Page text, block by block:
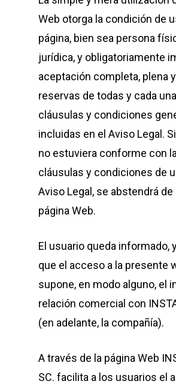
Web otorga la condición de
página, bien sea persona
jurídica, y obligatoriamente
aceptación completa, plena
reservas de todas y cada
cláusulas y condiciones
incluidas en el Aviso Legal.
no estuviera conforme con
cláusulas y condiciones de
Aviso Legal, se abstendrá de
página Web.
El usuario queda informado,
que el acceso a la presente
supone, en modo alguno, el
relación comercial con
(en adelante, la compañía).
A través de la página Web
SC. facilita a los usuarios el